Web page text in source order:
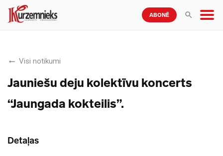
ABONĒ
Visi notikumi
Jauniešu deju kolektīvu koncerts
“Jaungada kokteilis”.
Detaļas